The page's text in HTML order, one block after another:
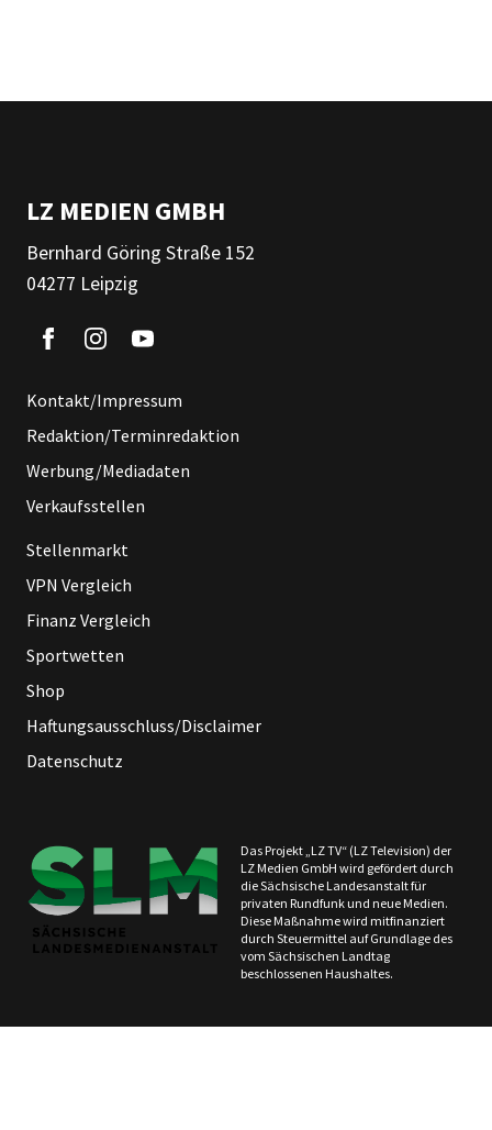
LZ MEDIEN GMBH
Bernhard Göring Straße 152
04277 Leipzig
Kontakt/Impressum
Redaktion/Terminredaktion
Werbung/Mediadaten
Verkaufsstellen
Stellenmarkt
VPN Vergleich
Finanz Vergleich
Sportwetten
Shop
Haftungsausschluss/Disclaimer
Datenschutz
Das Projekt „LZ TV“ (LZ Television) der
LZ Medien GmbH wird gefördert durch
die Sächsische Landesanstalt für
privaten Rundfunk und neue Medien.
Diese Maßnahme wird mitfinanziert
durch Steuermittel auf Grundlage des
vom Sächsischen Landtag
beschlossenen Haushaltes.